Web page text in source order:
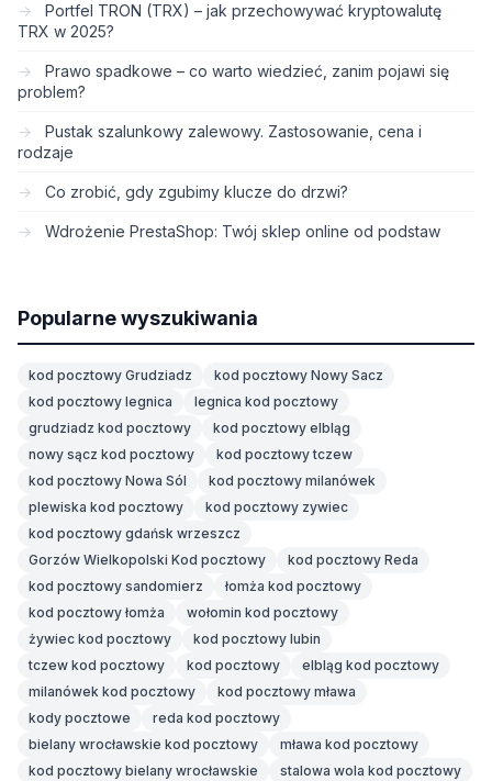
Portfel TRON (TRX) – jak przechowywać kryptowalutę
TRX w 2025?
Prawo spadkowe – co warto wiedzieć, zanim pojawi się
problem?
Pustak szalunkowy zalewowy. Zastosowanie, cena i
rodzaje
Co zrobić, gdy zgubimy klucze do drzwi?
Wdrożenie PrestaShop: Twój sklep online od podstaw
Popularne wyszukiwania
kod pocztowy Grudziadz
kod pocztowy Nowy Sacz
kod pocztowy legnica
legnica kod pocztowy
grudziadz kod pocztowy
kod pocztowy elbląg
nowy sącz kod pocztowy
kod pocztowy tczew
kod pocztowy Nowa Sól
kod pocztowy milanówek
plewiska kod pocztowy
kod pocztowy zywiec
kod pocztowy gdańsk wrzeszcz
Gorzów Wielkopolski Kod pocztowy
kod pocztowy Reda
kod pocztowy sandomierz
łomża kod pocztowy
kod pocztowy łomża
wołomin kod pocztowy
żywiec kod pocztowy
kod pocztowy lubin
tczew kod pocztowy
kod pocztowy
elbląg kod pocztowy
milanówek kod pocztowy
kod pocztowy mława
kody pocztowe
reda kod pocztowy
bielany wrocławskie kod pocztowy
mława kod pocztowy
kod pocztowy bielany wrocławskie
stalowa wola kod pocztowy